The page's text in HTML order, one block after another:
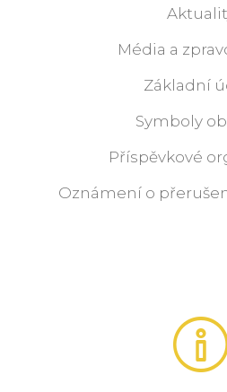
Média a
Základní
Symboly
Příspěvkové
Oznámení o